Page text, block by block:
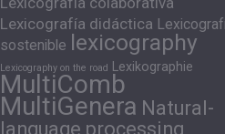
Lexicografía didáctica
sostenible lexicography
Lexicography on the road Lexikographie
MultiComb
MultiGenera Natural-
language processing